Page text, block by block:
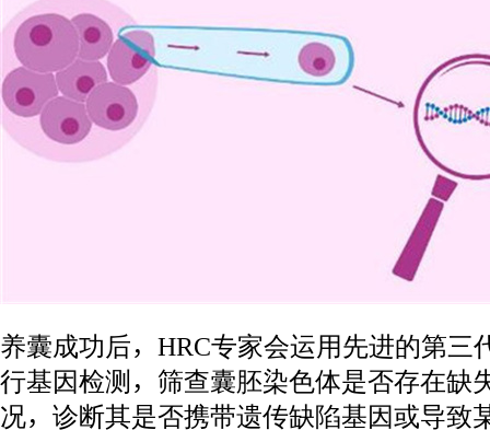
养囊成功后，HRC专家会运用先进的第三
行基因检测，筛查囊胚染色体是否存在缺
况，诊断其是否携带遗传缺陷基因或导致